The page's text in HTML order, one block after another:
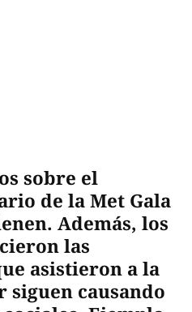
sobre el
de la Met Gala
Además, los
las
asistieron a la
causando